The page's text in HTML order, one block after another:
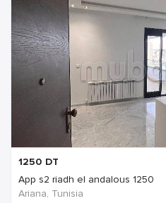
1250 DT
App s2 riadh el andalous 1250
Ariana, Tunisia